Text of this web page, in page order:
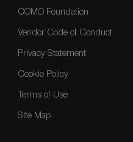
COMO Foundation
Vendor Code of Conduct
Privacy Statement
Cookie Policy
Terms of Use
Site Map